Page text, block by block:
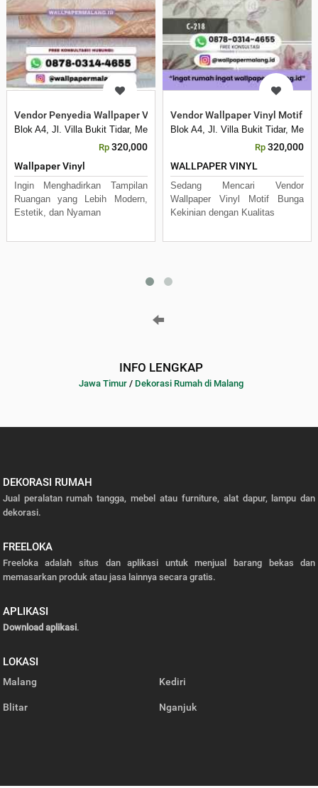
Vendor Penyedia Wallpaper Vinyl Motif Terlengkap
Blok A4, Jl. Villa Bukit Tidar, Merjosari, Kec. Lowokwaru, Kota Malang,
Rp 320,000
Wallpaper Vinyl
Ingin Menghadirkan Tampilan
Ruangan yang Lebih Modern,
Estetik, dan Nyaman
Vendor Wallpaper Vinyl Motif
Blok A4, Jl. Villa Bukit Tidar,
Rp 320,000
WALLPAPER VINYL
Sedang Mencari Vendor
Wallpaper Vinyl Motif Bunga
Kekinian dengan Kualitas
INFO LENGKAP
Jawa Timur / Dekorasi Rumah di Malang
DEKORASI RUMAH
Jual peralatan rumah tangga, mebel atau furniture, alat dapur, lampu dan
dekorasi.
FREELOKA
Freeloka adalah situs dan aplikasi untuk menjual barang bekas dan
memasarkan produk atau jasa lainnya secara gratis.
APLIKASI
Download aplikasi.
LOKASI
Malang Kediri
Blitar Nganjuk